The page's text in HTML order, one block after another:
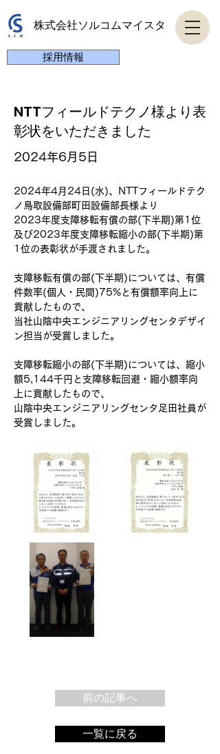
株式会社ソルコムマイスタ
採用情報
NTTフィールドテクノ様より表
彰状をいただきました
2024年6月5日
2024年4月24日(水)、NTTフィールドテク
ノ鳥取設備部町田設備部長様より
2023年度支障移転有償の部(下半期)第1位
及び2023年度支障移転縮小の部(下半期)第
1位の表彰状が手渡されました。
支障移転有償の部(下半期)については、有償
件数率(個人・民間)75%と有償額率向上に
貢献したもので、
当社山陰中央エンジニアリングセンタデザイ
ン担当が受賞しました。
支障移転縮小の部(下半期)については、縮小
額5,144千円と支障移転回避・縮小額率向
上に貢献したもので、
山陰中央エンジニアリングセンタ足田社員が
受賞しました。
前の記事へ
一覧に戻る